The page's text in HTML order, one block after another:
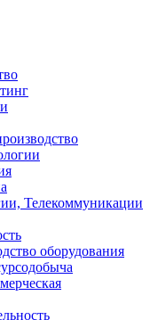
Телекоммуникации
оборудования